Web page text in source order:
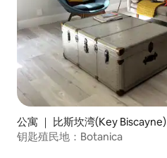
公寓 ｜ 比斯坎湾(Key Biscayne)
钥匙殖民地：Botanica